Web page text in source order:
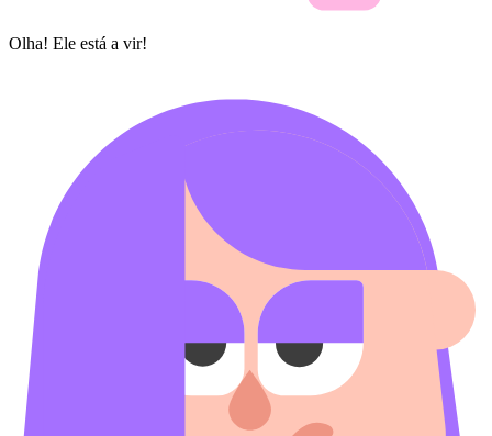
Olha! Ele está a vir!